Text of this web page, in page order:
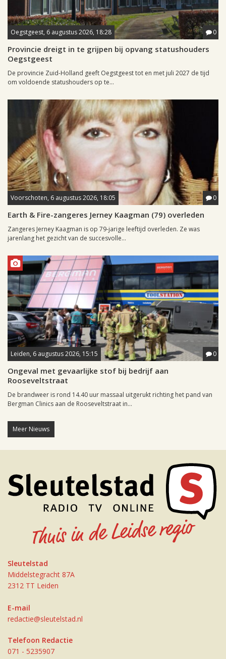
Oegstgeest, 6 augustus 2026, 18:28 0
Provincie dreigt in te grijpen bij opvang statushouders
Oegstgeest
De provincie Zuid-Holland geeft Oegstgeest tot en met juli 2027 de tijd
om voldoende statushouders op te...
Voorschoten, 6 augustus 2026, 18:05 0
Earth & Fire-zangeres Jerney Kaagman (79) overleden
Zangeres Jerney Kaagman is op 79-jarige leeftijd overleden. Ze was
jarenlang het gezicht van de succesvolle...
Leiden, 6 augustus 2026, 15:15 0
Ongeval met gevaarlijke stof bij bedrijf aan
Rooseveltstraat
De brandweer is rond 14.40 uur massaal uitgerukt richting het pand van
Bergman Clinics aan de Rooseveltstraat in...
Meer Nieuws
Sleutelstad
Middelstegracht 87A
2312 TT Leiden
E-mail
redactie@sleutelstad.nl
Telefoon Redactie
071 - 5235907